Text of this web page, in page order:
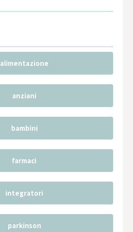
alimentazione
anziani
bambini
farmaci
integratori
parkinson